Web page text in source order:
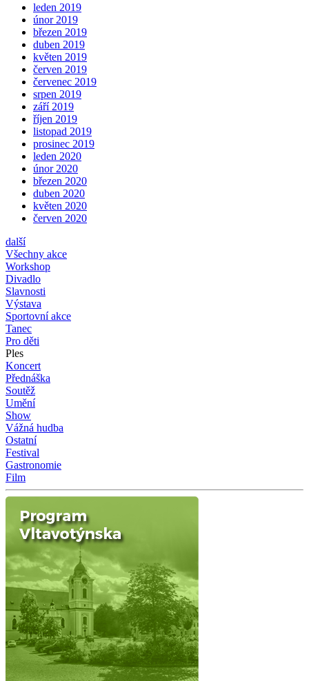
leden 2019
únor 2019
březen 2019
duben 2019
květen 2019
červen 2019
červenec 2019
srpen 2019
září 2019
říjen 2019
listopad 2019
prosinec 2019
leden 2020
únor 2020
březen 2020
duben 2020
květen 2020
červen 2020
další
Všechny akce
Workshop
Divadlo
Slavnosti
Výstava
Sportovní akce
Tanec
Pro děti
Ples
Koncert
Přednáška
Soutěž
Umění
Show
Vážná hudba
Ostatní
Festival
Gastronomie
Film